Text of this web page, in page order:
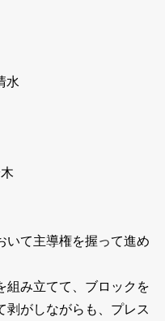
水
いて主導権を握って進め
組み立てて、ブロックを
剥がしながらも、プレス